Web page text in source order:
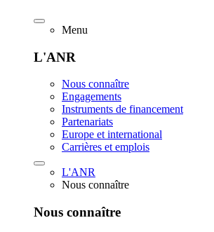
Menu
L'ANR
Nous connaître
Engagements
Instruments de financement
Partenariats
Europe et international
Carrières et emplois
L'ANR
Nous connaître
Nous connaître